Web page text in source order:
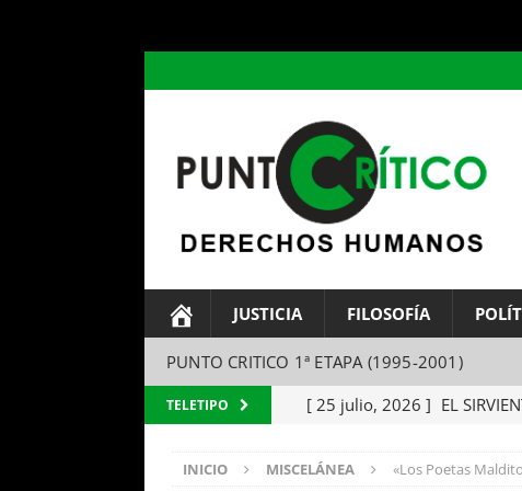
JUSTICIA FILOSOFÍA
PUNTO CRITICO 1ª ETAPA (1995-2001)
TELETIPO [ 25 julio, 2026 ] EL
[ 24 julio, 2026 ] EL TEMA
INICIO MISCELÁNEA «Los Poetas